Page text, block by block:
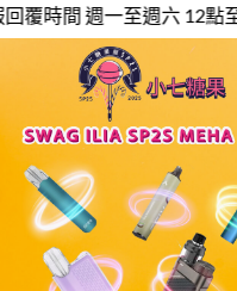
至20點，sp2s/relx/kiss/